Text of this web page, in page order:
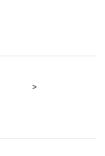
2025
>